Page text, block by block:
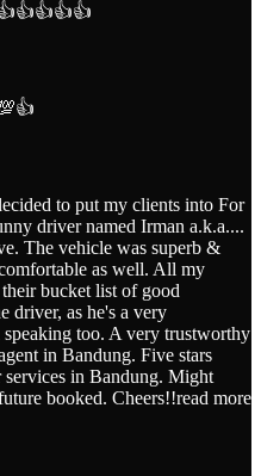
to put my clients into For
driver named Irman a.k.a....
The vehicle was superb &
as well. All my
bucket list of good
driver, as he's a very
too. A very trustworthy
in Bandung. Five stars
in Bandung. Might
booked. Cheers!!read more